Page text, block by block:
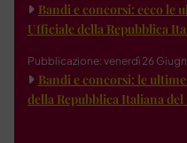
Bandi e concorsi: ecco le
Ufficiale della Repubblica
Pubblicazione: venerdì 26
Bandi e concorsi: le
della Repubblica Italiana del